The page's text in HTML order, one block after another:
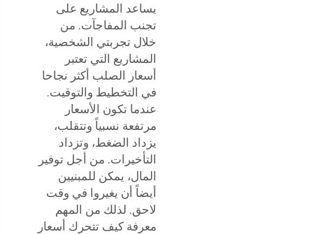
يساعد المشاريع على
تجنب المفاجآت. من
خلال تجربتي الشخصية،
المشاريع التي تعتبر
أسعار الصلب أكثر نجاحا
في التخطيط والتوقيت.
عندما تكون الأسعار
مرتفعة نسبياً وتتقلب،
يزداد الضغط، وتزداد
التأخيرات. من أجل توفير
المال، يمكن للمبنيين
أيضاً أن يغيروا في وقت
لاحق. لذلك من المهم
معرفة كيف تتحرك أسعار